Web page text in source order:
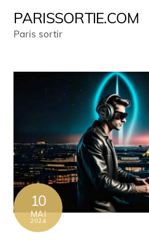
PARISSORTIE.COM
Paris sortir
10
MAI
2024